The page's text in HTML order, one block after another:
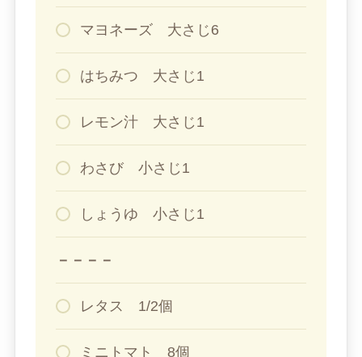
マヨネーズ 大さじ6
はちみつ 大さじ1
レモン汁 大さじ1
わさび 小さじ1
しょうゆ 小さじ1
－－－－
レタス 1/2個
ミニトマト 8個